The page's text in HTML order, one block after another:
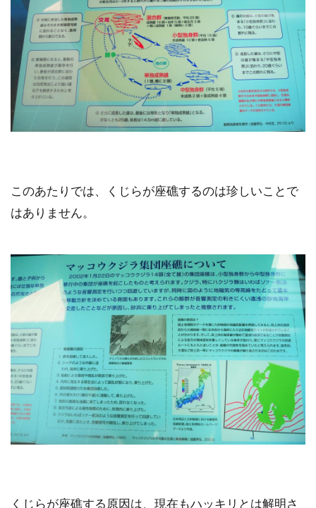
このあたりでは、くじらが座礁するのは珍しいことで
はありません。
くじらが座礁する原因は、現在もハッキリとは解明さ